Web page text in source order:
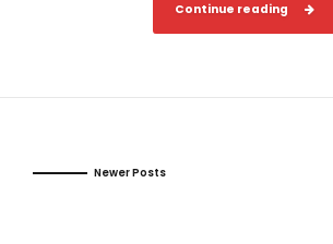
Continue reading
Newer Posts